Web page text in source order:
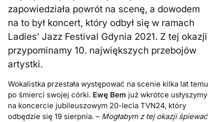
zapowiedziała powrót na scenę, a dowodem
na to był koncert, który odbył się w ramach
Ladies’ Jazz Festival Gdynia 2021. Z tej okazji
przypominamy 10. największych przebojów
artystki.
Wokalistka przestała występować na scenie kilka lat temu
po śmierci swojej córki. Ewę Bem już wkrótce usłyszymy
na koncercie jubileuszowym 20-lecia TVN24, który
odbędzie się 19 sierpnia. – Mogłabym z tej okazji śpiewać